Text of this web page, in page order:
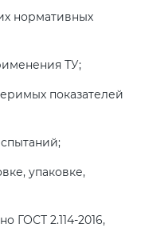
нормативных
ТУ;
показателей
упаковке,
ГОСТ 2.114-2016,